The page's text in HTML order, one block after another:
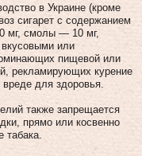
в Украине (кроме
сигарет с содержанием
мг, смолы — 10 мг,
или
пищевой или
рекламирующих курение
для здоровья.
также запрещается
прямо или косвенно